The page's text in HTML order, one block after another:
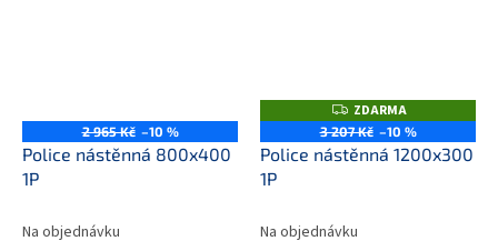
2 965 Kč –10 %
Police nástěnná 800x400
1P
Na objednávku
Z
D
A
R
ZDARMA
3 207 Kč –10 %
Police nástěnná 1200x300
1P
Na objednávku